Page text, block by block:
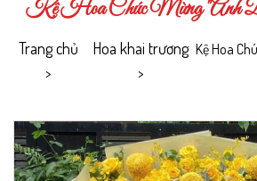
Kệ Hoa Chúc Mừng "Ánh
Trang chủ Hoa khai trương Kệ Hoa